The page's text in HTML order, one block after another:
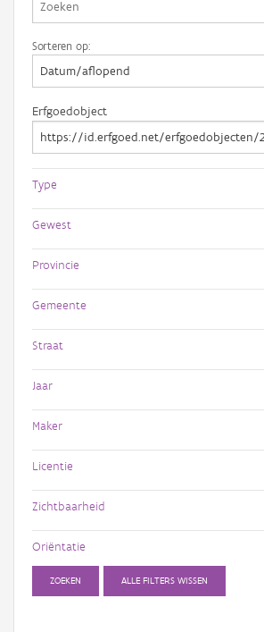
Sorteren op:
Erfgoedobject
Type
Gewest
Provincie
Gemeente
Straat
Jaar
Maker
Licentie
Zichtbaarheid
Oriëntatie
ZOEKEN ALLE FILTERS WISSEN